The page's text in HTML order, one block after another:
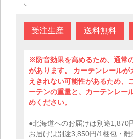
受注生産 送料無料
※防音効果を高めるため、通常
があります。 カーテンレールが
えきれない可能性があるため、
ーテンの重量と、カーテンレー
めください。
●北海道へのお届けは別途1,870
お届けは別途3,850円/1梱包・